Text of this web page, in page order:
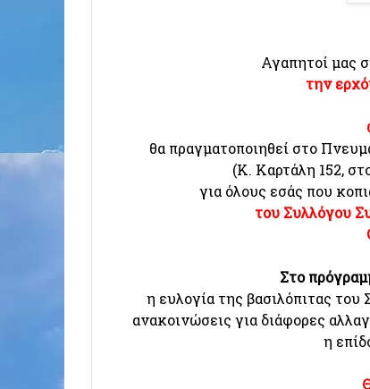
Αγαπητοί μας
την
θα πραγματοποιηθεί στο
(Κ. Καρτάλη 152,
για όλους εσάς που
του Συλλόγου
Στο
η ευλογία της βασιλόπιτας
ανακοινώσεις για διάφορες
η